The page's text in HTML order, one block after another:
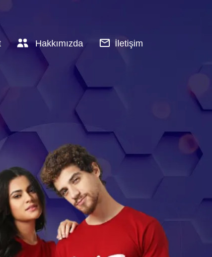
Hakkımızda İletişim